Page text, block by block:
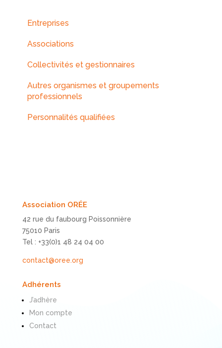
Entreprises
Associations
Collectivités et gestionnaires
Autres organismes et groupements
professionnels
Personnalités qualifiées
Association ORÉE
42 rue du faubourg Poissonnière
75010 Paris
Tel : +33(0)1 48 24 04 00
contact@oree.org
Adhérents
J’adhère
Mon compte
Contact